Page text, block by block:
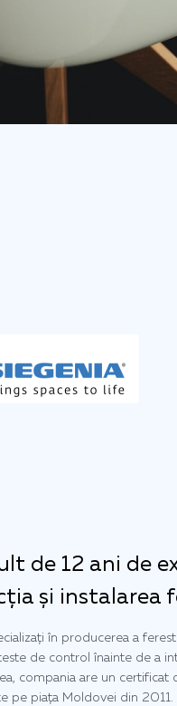
de 12 ani de
și instalarea
în producerea a
de control înainte de a
compania are un certificat
pe piața Moldovei din